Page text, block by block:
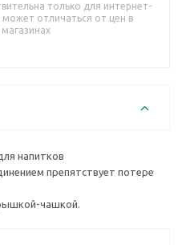
только для интернет-
может отличаться от цен в
напитков
препятствует потере
чашкой.